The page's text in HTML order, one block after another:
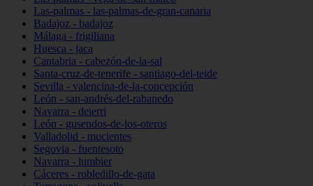
Las-palmas - las-palmas-de-gran-canaria
Badajoz - badajoz
Málaga - frigiliana
Huesca - jaca
Cantabria - cabezón-de-la-sal
Santa-cruz-de-tenerife - santiago-del-teide
Sevilla - valencina-de-la-concepción
León - san-andrés-del-rabanedo
Navarra - deierri
León - gusendos-de-los-oteros
Valladolid - mucientes
Segovia - fuentesoto
Navarra - lumbier
Cáceres - robledillo-de-gata